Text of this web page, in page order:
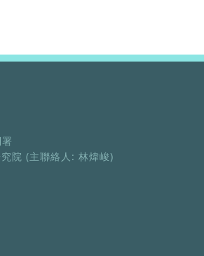
院 (主聯絡人: 林煒峻)